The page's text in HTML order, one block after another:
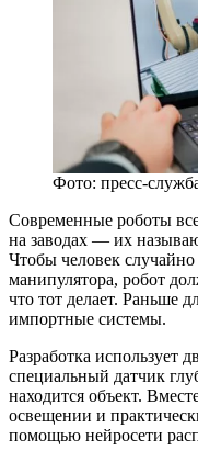
Фото: пресс-
Современные роботы
на заводах — их
Чтобы человек
манипулятора, робот
что тот делает. Раньше
импортные системы.
Разработка использует
специальный датчик
находится объект.
освещении и
помощью нейросети